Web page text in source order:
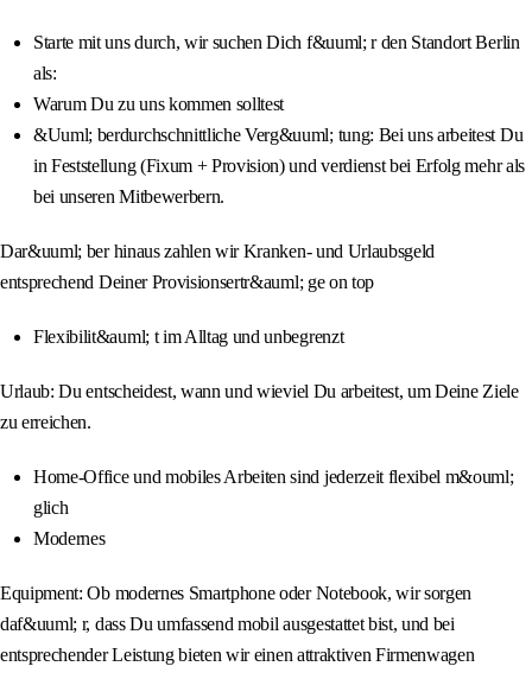
Starte mit uns durch, wir suchen Dich f&uuml; r den Standort Berlin
als:
Warum Du zu uns kommen solltest
&Uuml; berdurchschnittliche Verg&uuml; tung: Bei uns arbeitest Du
in Feststellung (Fixum + Provision) und verdienst bei Erfolg mehr als
bei unseren Mitbewerbern.
Dar&uuml; ber hinaus zahlen wir Kranken- und Urlaubsgeld
entsprechend Deiner Provisionsertr&auml; ge on top
Flexibilit&auml; t im Alltag und unbegrenzt
Urlaub: Du entscheidest, wann und wieviel Du arbeitest, um Deine Ziele
zu erreichen.
Home-Office und mobiles Arbeiten sind jederzeit flexibel m&ouml;
glich
Modernes
Equipment: Ob modernes Smartphone oder Notebook, wir sorgen
daf&uuml; r, dass Du umfassend mobil ausgestattet bist, und bei
entsprechender Leistung bieten wir einen attraktiven Firmenwagen